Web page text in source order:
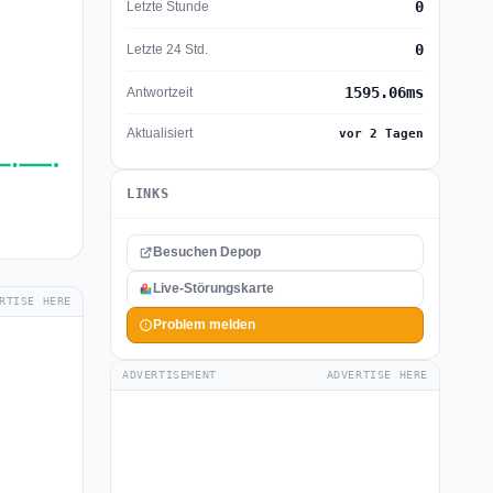
HERE
Letzte Stunde 0
Letzte 24 Std. 0
Antwortzeit 1595.06ms
Aktualisiert vor 2 Tagen
LINKS
Besuchen Depop
Live-Störungskarte
Problem melden
ADVERTISEMENT ADVERTISE HERE